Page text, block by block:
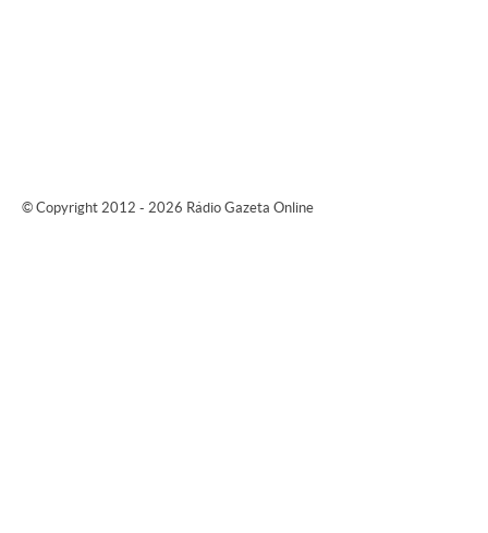
© Copyright 2012 - 2026 Rádio Gazeta Online